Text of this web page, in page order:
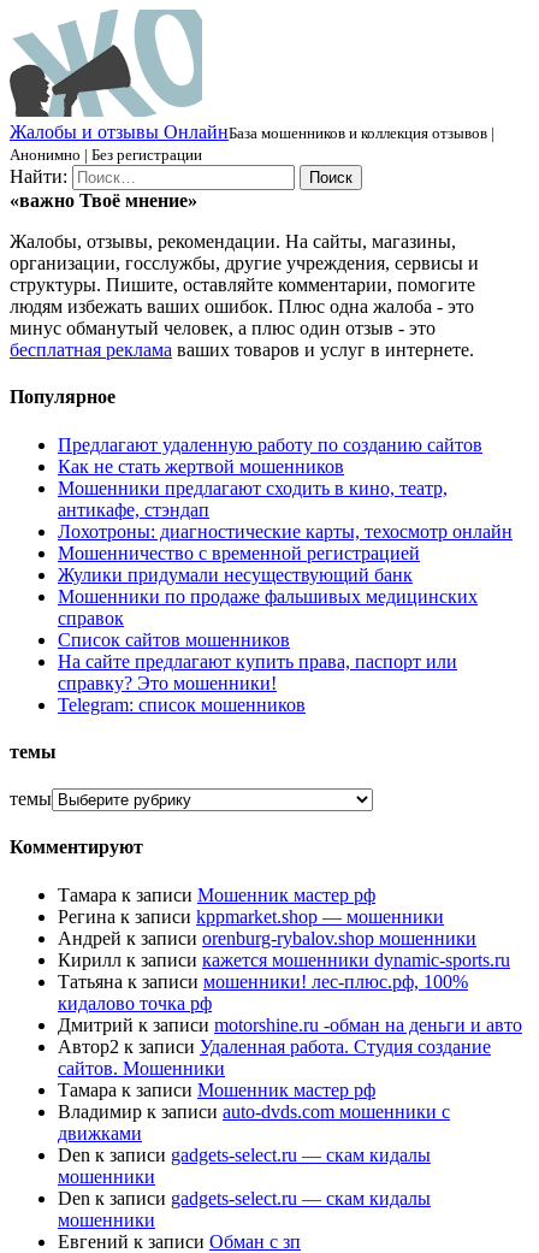
Жалобы и отзывы ОнлайнБаза мошенников и коллекция отзывов |
Анонимно | Без регистрации
Найти:
«важно Твоё мнение»
Жалобы, отзывы, рекомендации. На сайты, магазины,
организации, госслужбы, другие учреждения, сервисы и
структуры. Пишите, оставляйте комментарии, помогите
людям избежать ваших ошибок. Плюс одна жалоба - это
минус обманутый человек, а плюс один отзыв - это
бесплатная реклама ваших товаров и услуг в интернете.
Популярное
Предлагают удаленную работу по созданию сайтов
Как не стать жертвой мошенников
Мошенники предлагают сходить в кино, театр,
антикафе, стэндап
Лохотроны: диагностические карты, техосмотр онлайн
Мошенничество с временной регистрацией
Жулики придумали несуществующий банк
Мошенники по продаже фальшивых медицинских
справок
Список сайтов мошенников
На сайте предлагают купить права, паспорт или
справку? Это мошенники!
Telegram: список мошенников
темы
темы
Комментируют
Тамара к записи Мошенник мастер рф
Регина к записи kppmarket.shop — мошенники
Андрей к записи orenburg-rybalov.shop мошенники
Кирилл к записи кажется мошенники dynamic-sports.ru
Татьяна к записи мошенники! лес-плюс.рф, 100%
кидалово точка рф
Дмитрий к записи motorshine.ru -обман на деньги и авто
Автор2 к записи Удаленная работа. Студия создание
сайтов. Мошенники
Тамара к записи Мошенник мастер рф
Владимир к записи auto-dvds.com мошенники с
движками
Den к записи gadgets-select.ru — скам кидалы
мошенники
Den к записи gadgets-select.ru — скам кидалы
мошенники
Евгений к записи Обман с зп